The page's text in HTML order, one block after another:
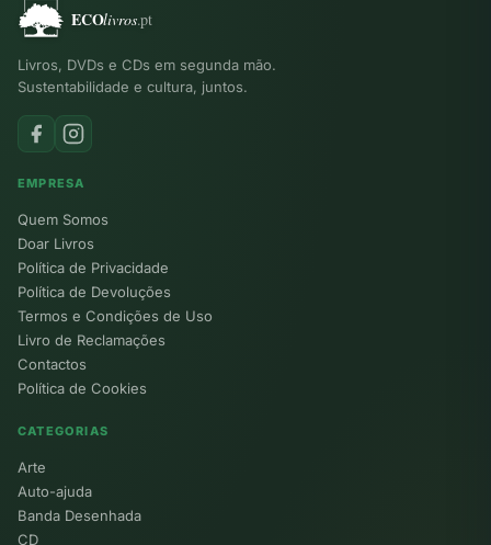
Livros, DVDs e CDs em segunda mão.
Sustentabilidade e cultura, juntos.
EMPRESA
Quem Somos
Doar Livros
Política de Privacidade
Política de Devoluções
Termos e Condições de Uso
Livro de Reclamações
Contactos
Política de Cookies
CATEGORIAS
Arte
Auto-ajuda
Banda Desenhada
CD